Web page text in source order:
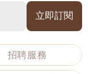
招聘服務